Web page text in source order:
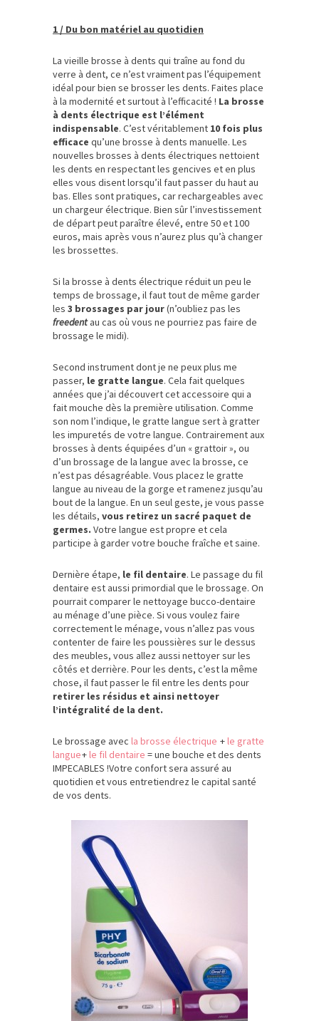
1 / Du bon matériel au quotidien
La vieille brosse à dents qui traîne au fond du
verre à dent, ce n’est vraiment pas l’équipement
idéal pour bien se brosser les dents. Faites place
à la modernité et surtout à l’efficacité ! La brosse
à dents électrique est l’élément
indispensable. C’est véritablement 10 fois plus
efficace qu’une brosse à dents manuelle. Les
nouvelles brosses à dents électriques nettoient
les dents en respectant les gencives et en plus
elles vous disent lorsqu’il faut passer du haut au
bas. Elles sont pratiques, car rechargeables avec
un chargeur électrique. Bien sûr l’investissement
de départ peut paraître élevé, entre 50 et 100
euros, mais après vous n’aurez plus qu’à changer
les brossettes.
Si la brosse à dents électrique réduit un peu le
temps de brossage, il faut tout de même garder
les 3 brossages par jour(n’oubliez pas les
freedentau cas où vous ne pourriez pas faire de
brossage le midi).
Second instrument dont je ne peux plus me
passer, le gratte langue. Cela fait quelques
années que j’ai découvert cet accessoire qui a
fait mouche dès la première utilisation. Comme
son nom l’indique, le gratte langue sert à gratter
les impuretés de votre langue. Contrairement aux
brosses à dents équipées d’un « grattoir », ou
d’un brossage de la langue avec la brosse, ce
n’est pas désagréable. Vous placez le gratte
langue au niveau de la gorge et ramenez jusqu’au
bout de la langue. En un seul geste, je vous passe
les détails, vous retirez un sacré paquet de
germes. Votre langue est propre et cela
participe à garder votre bouche fraîche et saine.
Dernière étape, le fil dentaire. Le passage du fil
dentaire est aussi primordial que le brossage. On
pourrait comparer le nettoyage bucco-dentaire
au ménage d’une pièce. Si vous voulez faire
correctement le ménage, vous n’allez pas vous
contenter de faire les poussières sur le dessus
des meubles, vous allez aussi nettoyer sur les
côtés et derrière. Pour les dents, c’est la même
chose, il faut passer le fil entre les dents pour
retirer les résidus et ainsi nettoyer
l’intégralité de la dent.
Le brossage avec la brosse électrique +le gratte
langue+le fil dentaire = une bouche et des dents
IMPECABLES !Votre confort sera assuré au
quotidien et vous entretiendrez le capital santé
de vos dents.